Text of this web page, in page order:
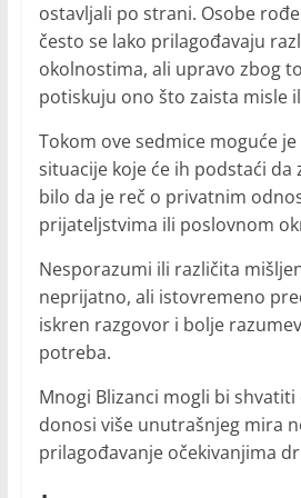
ostavljali po strani. Osobe
često se lako prilagođavaju
okolnostima, ali upravo zbog
potiskuju ono što zaista misle
Tokom ove sedmice moguće
situacije koje će ih podstaći da
bilo da je reč o privatnim
prijateljstvima ili poslovnom
Nesporazumi ili različita
neprijatno, ali istovremeno
iskren razgovor i bolje
potreba.
Mnogi Blizanci mogli bi
donosi više unutrašnjeg mira
prilagođavanje očekivanjima